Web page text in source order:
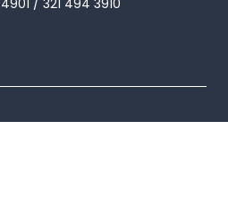
/ 321 494 3910